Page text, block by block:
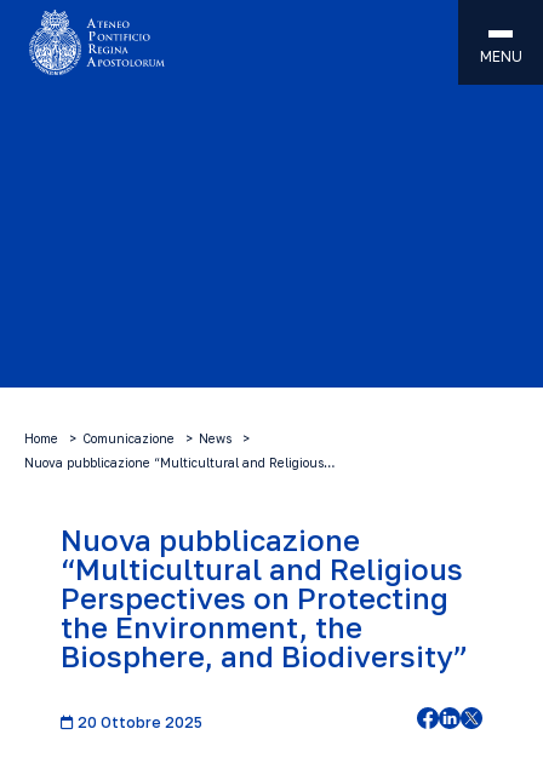
MENU
Home Comunicazione
News
Nuova pubblicazione “Multicultural and Religious…
Nuova pubblicazione
“Multicultural and Religious
Perspectives on Protecting
the Environment, the
Biosphere, and Biodiversity”
20 Ottobre 2025